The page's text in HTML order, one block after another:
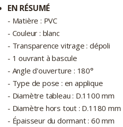
EN RÉSUMÉ
- Matière : PVC
- Couleur : blanc
- Transparence vitrage : dépoli
- 1 ouvrant à bascule
- Angle d'ouverture : 180°
- Type de pose : en applique
- Diamètre tableau : D.1100 mm
- Diamètre hors tout : D.1180 mm
- Épaisseur du dormant : 60 mm